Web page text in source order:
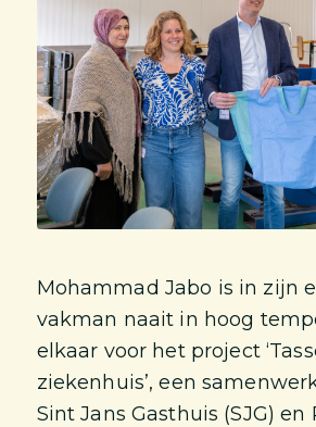
Mohammad Jabo is in zijn
vakman naait in hoog
elkaar voor het project
ziekenhuis’, een
Sint Jans Gasthuis (SJG) en